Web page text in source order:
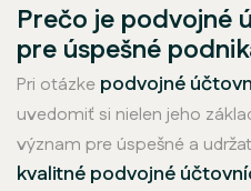
Prečo je podvojné
pre úspešné
Pri otázke podvojné
uvedomiť si nielen jeho
význam pre úspešné a
kvalitné podvojné